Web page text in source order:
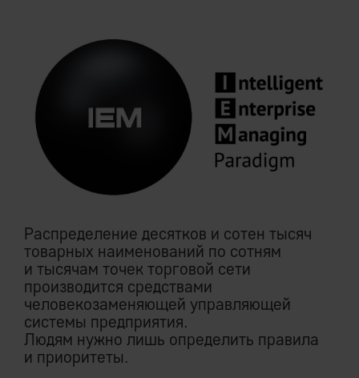
Распределение десятков и сотен тысяч
товарных наименований по сотням
и тысячам точек торговой сети
производится средствами
человекозаменяющей управляющей
системы предприятия.
Людям нужно лишь определить правила
и приоритеты.